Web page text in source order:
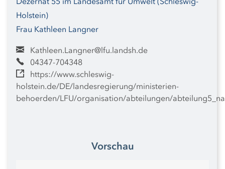
Dezernat 55 im Landesamt für Umwelt (Schleswig-
Holstein)
Frau Kathleen Langner
Kathleen.Langner@lfu.landsh.de
04347-704348
https://www.schleswig-
holstein.de/DE/landesregierung/ministerien-
behoerden/LFU/organisation/abteilungen/
Vorschau